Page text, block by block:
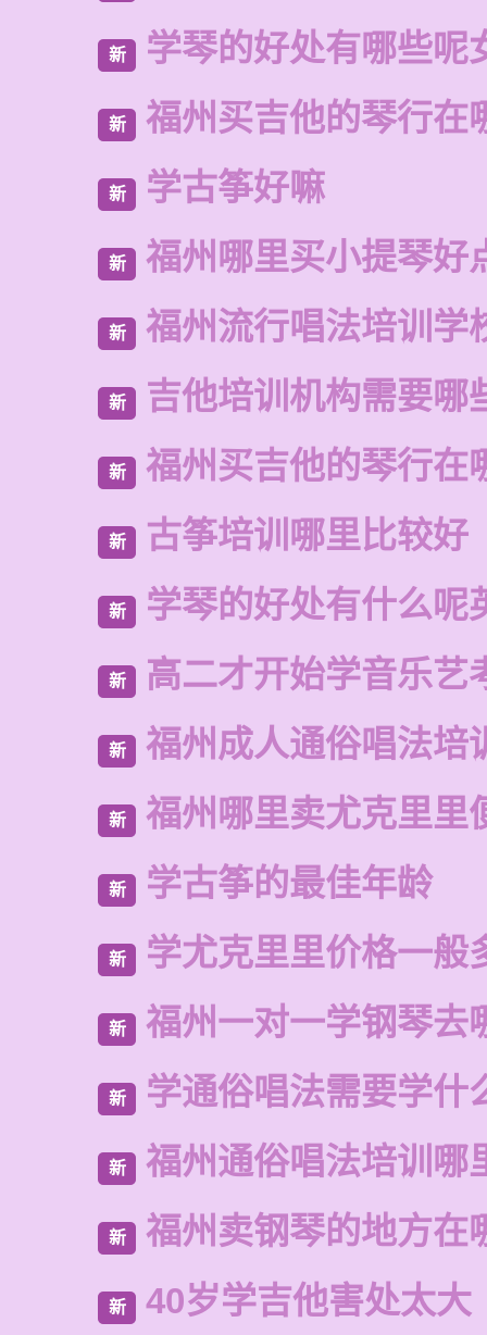
新 学琴的好处有哪些呢
新 福州买吉他的琴行在
新 学古筝好嘛
新 福州哪里买小提琴好
新 福州流行唱法培训学
新 吉他培训机构需要哪
新 福州买吉他的琴行在
新 古筝培训哪里比较好
新 学琴的好处有什么呢
新 高二才开始学音乐艺
新 福州成人通俗唱法培
新 福州哪里卖尤克里里
新 学古筝的最佳年龄
新 学尤克里里价格一般
新 福州一对一学钢琴去
新 学通俗唱法需要学什
新 福州通俗唱法培训哪
新 福州卖钢琴的地方在
新 40岁学吉他害处太大